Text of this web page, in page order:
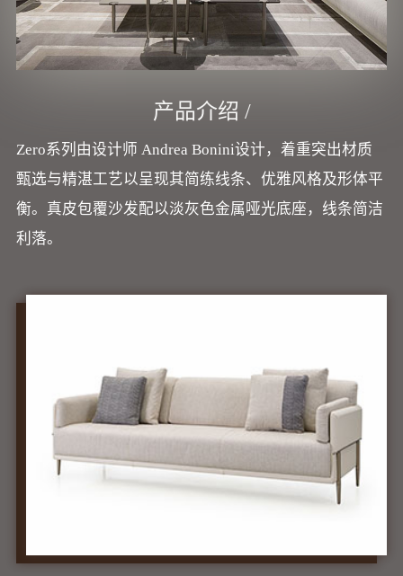
产品介绍 /
Zero系列由设计师 Andrea Bonini设计，着重突出材质
甄选与精湛工艺以呈现其简练线条、优雅风格及形体平
衡。真皮包覆沙发配以淡灰色金属哑光底座，线条简洁
利落。